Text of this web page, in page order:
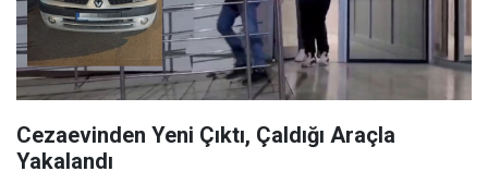
Cezaevinden Yeni Çıktı, Çaldığı Araçla
Yakalandı